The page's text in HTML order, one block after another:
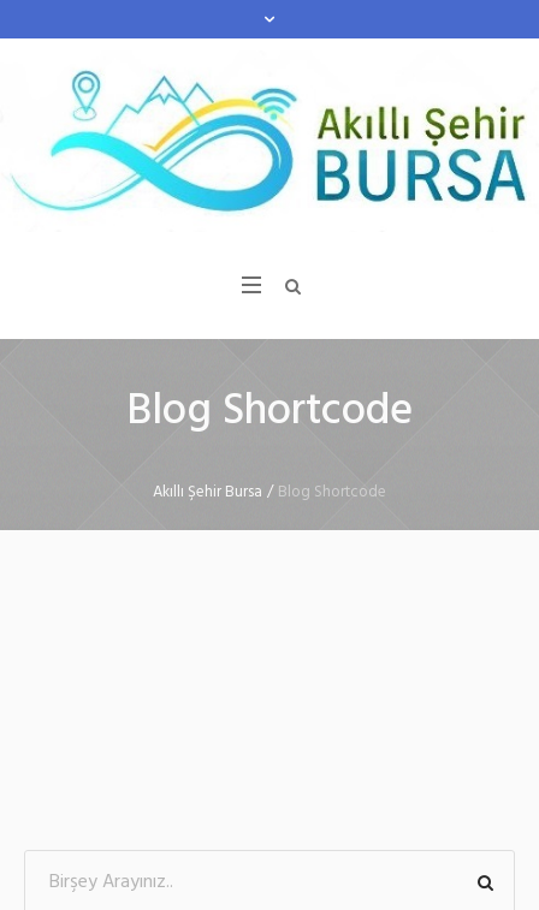
Blog Shortcode
Akıllı Şehir Bursa /Blog Shortcode